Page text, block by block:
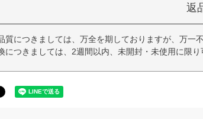
返
質につきましては、万全を期しておりますが、万一
につきましては、2週間以内、未開封・未使用に限り